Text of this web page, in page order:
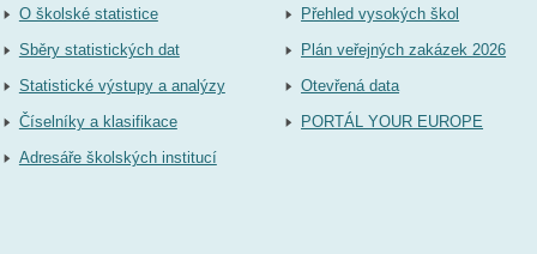
O školské statistice
Sběry statistických dat
Statistické výstupy a analýzy
Číselníky a klasifikace
Adresáře školských institucí
Přehled vysokých škol
Plán veřejných zakázek 2026
Otevřená data
PORTÁL YOUR EUROPE